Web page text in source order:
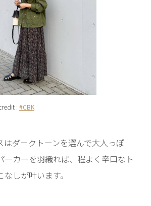
: #CBK
はダークトーンを選んで大人っぽ
ーカーを羽織れば、程よく辛口なト
しが叶います。